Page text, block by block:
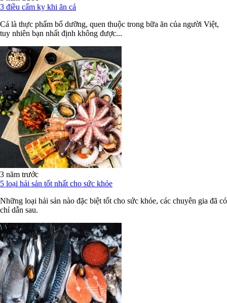
3 điều cấm kỵ khi ăn cá
Cá là thực phẩm bổ dưỡng, quen thuộc trong bữa ăn của người Việt,
tuy nhiên bạn nhất định không được...
3 năm trước
5 loại hải sản tốt nhất cho sức khỏe
Những loại hải sản nào đặc biệt tốt cho sức khỏe, các chuyên gia đã có
chỉ dẫn sau.